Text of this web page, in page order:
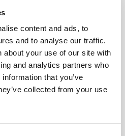
content and ads, to
and to analyse our traffic.
about your use of our site with
and analytics partners who
that you’ve
collected from your use
eller påtryckningar? Det finns
+46 77 114 14 00. Är läget
Det är till polisen du ringer för att
brott.
övergrepp, hot eller våld?
kan ringa Kvinnofridslinjen
och ukrainska på